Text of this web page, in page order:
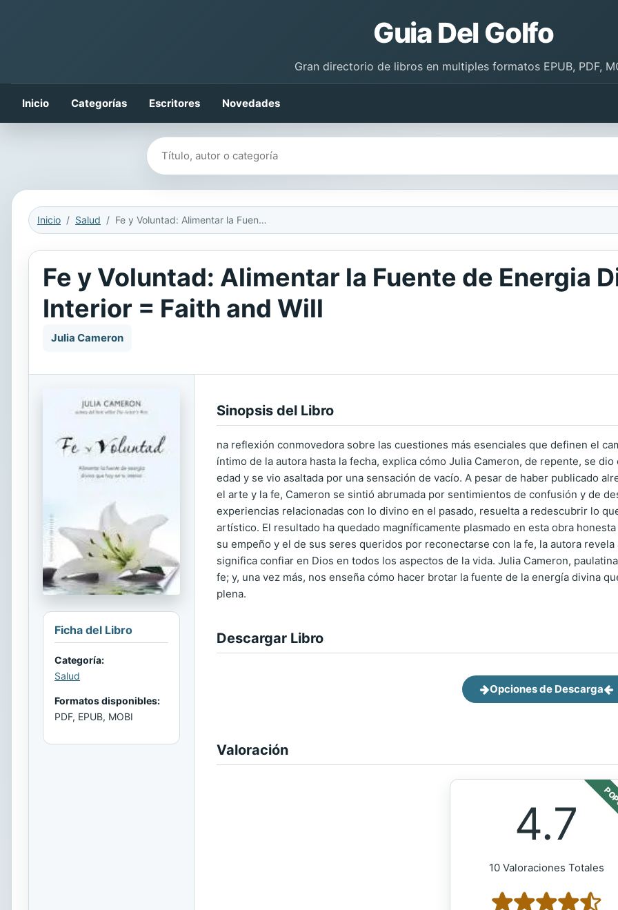
Guia Del Golfo
Gran directorio de libros en multiples formatos EPUB, PDF,
Inicio Categorías Escritores Novedades
Buscar libros
Inicio Salud Fe y Voluntad: Alimentar la Fuente de Energia Divina Que Hay en Tu Interior = Faith and Will
Fe y Voluntad: Alimentar la Fuente de Energia
Interior = Faith and Will
Julia Cameron
Ficha del Libro
Categoría:
Salud
Formatos disponibles:
PDF, EPUB, MOBI
Sinopsis del Libro
na reflexión conmovedora sobre las cuestiones más esenciales que definen el
íntimo de la autora hasta la fecha, explica cómo Julia Cameron, de repente, se
edad y se vio asaltada por una sensación de vacío. A pesar de haber publicado
el arte y la fe, Cameron se sintió abrumada por sentimientos de confusión y de
experiencias relacionadas con lo divino en el pasado, resuelta a redescubrir lo
artístico. El resultado ha quedado magníficamente plasmado en esta obra
su empeño y el de sus seres queridos por reconectarse con la fe, la autora
significa confiar en Dios en todos los aspectos de la vida. Julia Cameron,
fe; y, una vez más, nos enseña cómo hacer brotar la fuente de la energía divina
plena.
Descargar Libro
Opciones de Descarga
Valoración
4.7
10 Valoraciones Totales